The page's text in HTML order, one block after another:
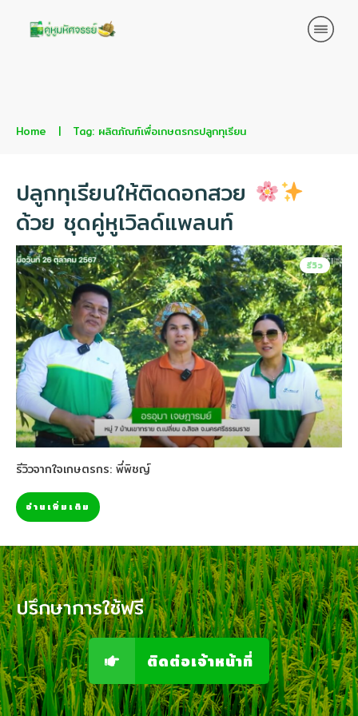
Home | Tag: ผลิตภัณฑ์เพื่อเกษตรกรปลูกทุเรียน
ปลูกทุเรียนให้ติดดอกสวย
ด้วย ชุดคู่หูเวิลด์แพลนท์
รีวิว
รีวิวจากใจเกษตรกร: พี่พิชญ์
อ่านเพิ่มเติม
ปรึกษาการใช้ฟรี
ติดต่อเจ้าหน้าที่